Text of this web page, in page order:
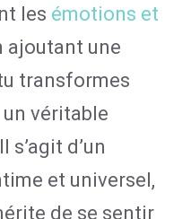
les émotions et
ajoutant une
transformes
véritable
d’un
et universel,
de se sentir